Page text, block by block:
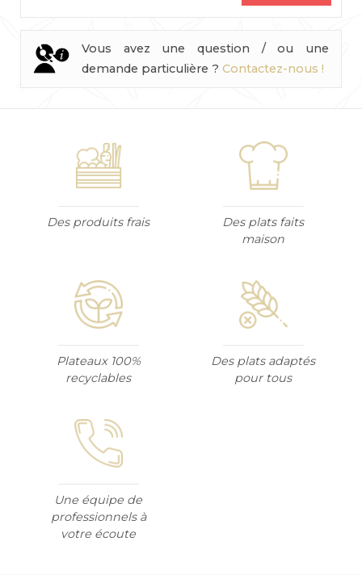
Vous avez une question / ou une
demande particulière ? Contactez-nous !
Des produits frais
Des plats faits
maison
Plateaux 100%
recyclables
Des plats adaptés
pour tous
Une équipe de
professionnels à
votre écoute